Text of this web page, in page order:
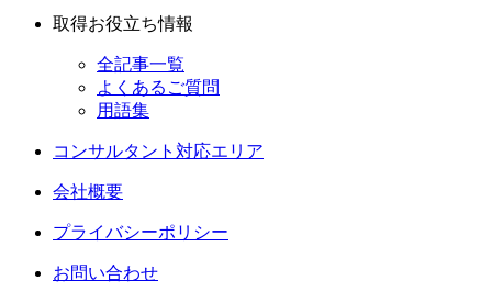
取得お役立ち情報
全記事一覧
よくあるご質問
用語集
コンサルタント対応エリア
会社概要
プライバシーポリシー
お問い合わせ